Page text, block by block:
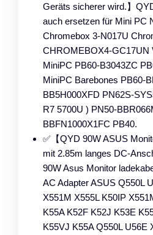
Geräts sicherer wird.】
auch ersetzen für Mini PC
‎Chromebox 3-N017U
CHROMEBOX4-GC17UN
MiniPC PB60-B3043ZC
MiniPC Barebones PB60-
BB5H000XFD PN62S-
R7 5700U ) PN50-
BBFN1000X1FC PB40.
✅【QYD 90W ASUS
mit 2.85m langes DC-
90W Asus Monitor
AC Adapter ASUS Q550L
X551M X555L K50IP
K55A K52F K52J K53E
K55VJ K55A Q550L U56E